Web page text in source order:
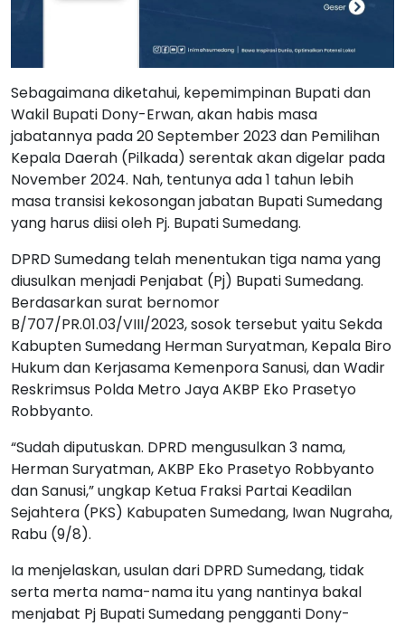
Sebagaimana diketahui, kepemimpinan Bupati dan
Wakil Bupati Dony-Erwan, akan habis masa
jabatannya pada 20 September 2023 dan Pemilihan
Kepala Daerah (Pilkada) serentak akan digelar pada
November 2024. Nah, tentunya ada 1 tahun lebih
masa transisi kekosongan jabatan Bupati Sumedang
yang harus diisi oleh Pj. Bupati Sumedang.
DPRD Sumedang telah menentukan tiga nama yang
diusulkan menjadi Penjabat (Pj) Bupati Sumedang.
Berdasarkan surat bernomor
B/707/PR.01.03/VIII/2023, sosok tersebut yaitu Sekda
Kabupten Sumedang Herman Suryatman, Kepala Biro
Hukum dan Kerjasama Kemenpora Sanusi, dan Wadir
Reskrimsus Polda Metro Jaya AKBP Eko Prasetyo
Robbyanto.
“Sudah diputuskan. DPRD mengusulkan 3 nama,
Herman Suryatman, AKBP Eko Prasetyo Robbyanto
dan Sanusi,” ungkap Ketua Fraksi Partai Keadilan
Sejahtera (PKS) Kabupaten Sumedang, Iwan Nugraha,
Rabu (9/8).
Ia menjelaskan, usulan dari DPRD Sumedang, tidak
serta merta nama-nama itu yang nantinya bakal
menjabat Pj Bupati Sumedang pengganti Dony-